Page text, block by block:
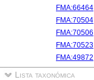
FMA:66464
FMA:70504
FMA:70506
FMA:70523
FMA:49872
Lista taxonómica